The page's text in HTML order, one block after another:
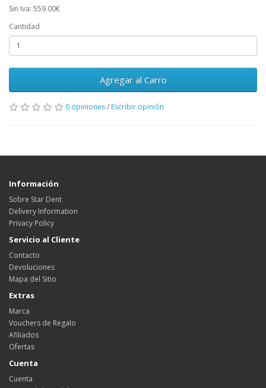
Sin Iva: 559.00€
Cantidad
Agregar al Carro
0 opiniones/ Escribir opinión
Información
Sobre Star Dent
Delivery Information
Privacy Policy
Servicio al Cliente
Contacto
Devoluciones
Mapa del Sitio
Extras
Marca
Vouchers de Regalo
Afiliados
Ofertas
Cuenta
Cuenta